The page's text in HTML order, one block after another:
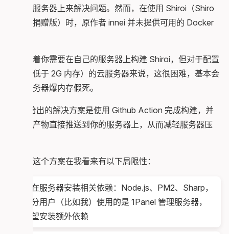
自己的服务器上来解决问题。然而，在使用 Shiroi（Shiro
的闭源捐赠版）时，原作者 innei 并未提供可用的 Docker
这意味着你需要在自己的服务器上构建 Shiroi，但对于配置
较低（低于 2G 内存）的云服务器来说，这很困难，基本会
导致服务器爆内存假死。
Innei 给出的解决方案是使用 Github Action 完成构建，并
将构建产物直接推送到你的服务器上，从而减轻服务器压
不过，这个方案在我看来有以下局限性：
需要在服务器安装相关依赖：Node.js、PM2、Sharp，
但部分用户（比如我）使用的是 1Panel 管理服务器，
不希望安装额外依赖